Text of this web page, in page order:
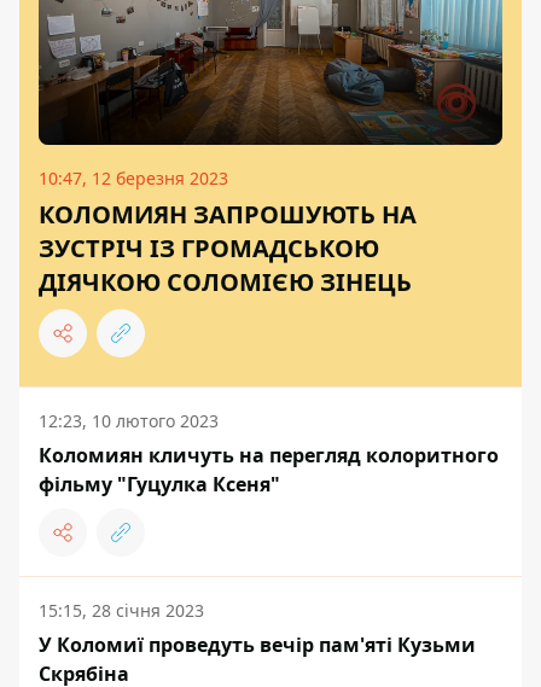
10:47, 12 березня 2023
КОЛОМИЯН ЗАПРОШУЮТЬ НА
ЗУСТРІЧ ІЗ ГРОМАДСЬКОЮ
ДІЯЧКОЮ СОЛОМІЄЮ ЗІНЕЦЬ
12:23, 10 лютого 2023
Коломиян кличуть на перегляд колоритного
фільму "Гуцулка Ксеня"
15:15, 28 січня 2023
У Коломиї проведуть вечір пам'яті Кузьми
Скрябіна